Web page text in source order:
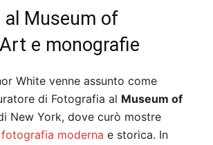
al Museum of
e monografie
White venne assunto come
di Fotografia al Museum of
New York, dove curò mostre
fotografia moderna e storica. In